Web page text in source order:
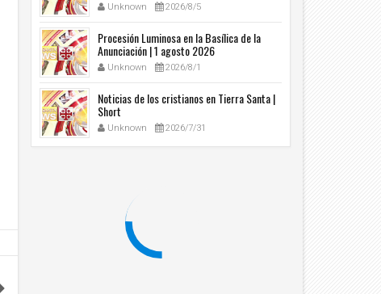
Unknown 2026/8/5
Procesión Luminosa en la Basílica de la
Anunciación | 1 agosto 2026
Unknown 2026/8/1
Noticias de los cristianos en Tierra Santa |
Short
Unknown 2026/7/31